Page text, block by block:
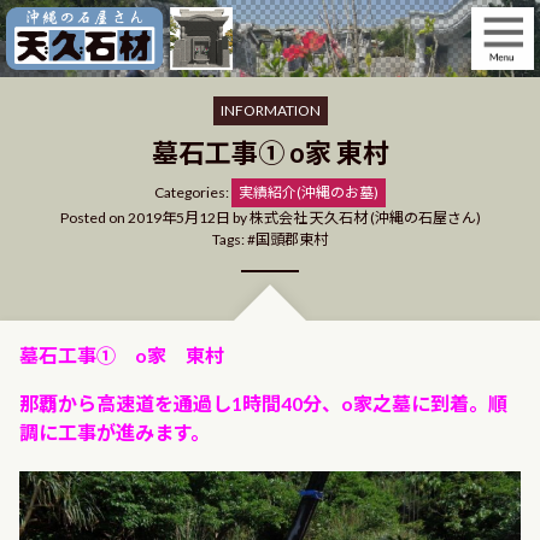
Skip
to
content
INFORMATION
墓石工事① o家 東村
Categories: Categories
実績紹介(沖縄のお墓)
Posted on 2019年5月12日 by株式会社 天久石材 (沖縄の石屋さん)
Tags:
国頭郡東村
墓石工事① o家 東村
那覇から高速道を通過し1時間40分、o家之墓に到着。順
調に工事が進みます。